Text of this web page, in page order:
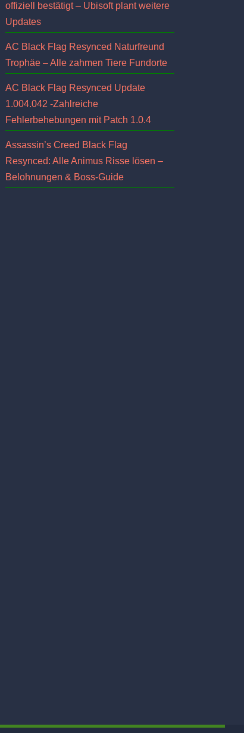
offiziell bestätigt – Ubisoft plant weitere
Updates
AC Black Flag Resynced Naturfreund
Trophäe – Alle zahmen Tiere Fundorte
AC Black Flag Resynced Update
1.004.042 -Zahlreiche
Fehlerbehebungen mit Patch 1.0.4
Assassin’s Creed Black Flag
Resynced: Alle Animus Risse lösen –
Belohnungen & Boss-Guide